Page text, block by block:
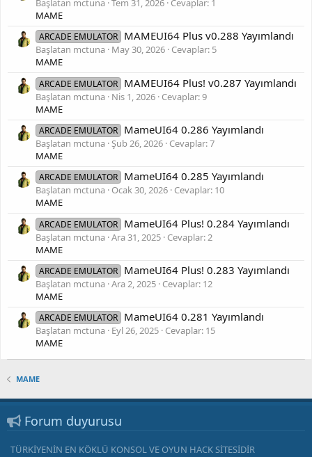
Başlatan mctuna Tem 31, 2026 Cevaplar: 1
MAME
ARCADE EMULATOR MAMEUI64 Plus v0.288 Yayımlandı
Başlatan mctuna May 30, 2026 Cevaplar: 5
MAME
ARCADE EMULATOR MAMEUI64 Plus! v0.287 Yayımlandı
Başlatan mctuna Nis 1, 2026 Cevaplar: 9
MAME
ARCADE EMULATOR MameUI64 0.286 Yayımlandı
Başlatan mctuna Şub 26, 2026 Cevaplar: 7
MAME
ARCADE EMULATOR MameUI64 0.285 Yayımlandı
Başlatan mctuna Ocak 30, 2026 Cevaplar: 10
MAME
ARCADE EMULATOR MameUI64 Plus! 0.284 Yayımlandı
Başlatan mctuna Ara 31, 2025 Cevaplar: 2
MAME
ARCADE EMULATOR MameUI64 Plus! 0.283 Yayımlandı
Başlatan mctuna Ara 2, 2025 Cevaplar: 12
MAME
ARCADE EMULATOR MameUI64 0.281 Yayımlandı
Başlatan mctuna Eyl 26, 2025 Cevaplar: 15
MAME
MAME
Forum duyurusu
TÜRKİYENİN EN KÖKLÜ KONSOL VE OYUN HACK SİTESİDİR